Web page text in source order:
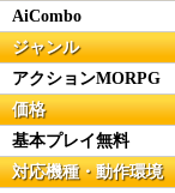
AiCombo
ジャンル
アクションMORPG
価格
基本プレイ無料
対応機種・動作環境